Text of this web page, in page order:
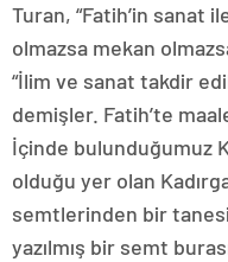
Turan, “Fatih’in sanat
olmazsa mekan
“İlim ve sanat takdir
demişler. Fatih’te
İçinde bulunduğumuz
olduğu yer olan
semtlerinden bir
yazılmış bir semt